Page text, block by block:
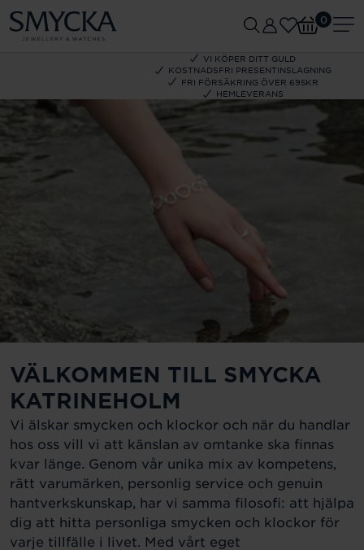
VI KÖPER DITT GULD
KOSTNADSFRI PRESENTINSLAGNING
FRI FÖRSÄKRING ÖVER 695KR
HEMLEVERANS
0
VÄLKOMMEN TILL SMYCKA
KATRINEHOLM
Vi älskar smycken och klockor och när du handlar
hos oss vill vi att känslan av omtanke ska finnas
kvar länge. Genom vår unika mix av kompetens,
rätt varumärken, personlig service och genuin
hantverkskunskap, har vi samma filosofi: att hjälpa
dig att hitta personliga smycken och klockor för
varje tillfälle i livet. Med vårt eget